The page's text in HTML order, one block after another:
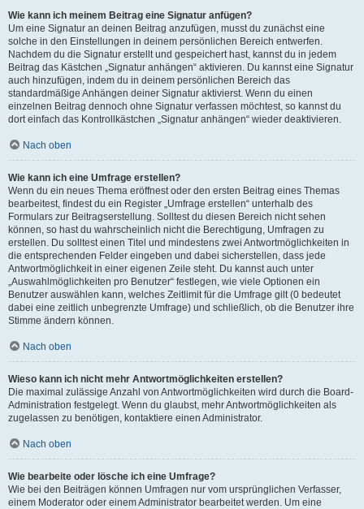
Wie kann ich meinem Beitrag eine Signatur anfügen?
Um eine Signatur an deinen Beitrag anzufügen, musst du zunächst eine
solche in den Einstellungen in deinem persönlichen Bereich entwerfen.
Nachdem du die Signatur erstellt und gespeichert hast, kannst du in jedem
Beitrag das Kästchen „Signatur anhängen“ aktivieren. Du kannst eine Signatur
auch hinzufügen, indem du in deinem persönlichen Bereich das
standardmäßige Anhängen deiner Signatur aktivierst. Wenn du einen
einzelnen Beitrag dennoch ohne Signatur verfassen möchtest, so kannst du
dort einfach das Kontrollkästchen „Signatur anhängen“ wieder deaktivieren.
Nach oben
Wie kann ich eine Umfrage erstellen?
Wenn du ein neues Thema eröffnest oder den ersten Beitrag eines Themas
bearbeitest, findest du ein Register „Umfrage erstellen“ unterhalb des
Formulars zur Beitragserstellung. Solltest du diesen Bereich nicht sehen
können, so hast du wahrscheinlich nicht die Berechtigung, Umfragen zu
erstellen. Du solltest einen Titel und mindestens zwei Antwortmöglichkeiten in
die entsprechenden Felder eingeben und dabei sicherstellen, dass jede
Antwortmöglichkeit in einer eigenen Zeile steht. Du kannst auch unter
„Auswahlmöglichkeiten pro Benutzer“ festlegen, wie viele Optionen ein
Benutzer auswählen kann, welches Zeitlimit für die Umfrage gilt (0 bedeutet
dabei eine zeitlich unbegrenzte Umfrage) und schließlich, ob die Benutzer ihre
Stimme ändern können.
Nach oben
Wieso kann ich nicht mehr Antwortmöglichkeiten erstellen?
Die maximal zulässige Anzahl von Antwortmöglichkeiten wird durch die Board-
Administration festgelegt. Wenn du glaubst, mehr Antwortmöglichkeiten als
zugelassen zu benötigen, kontaktiere einen Administrator.
Nach oben
Wie bearbeite oder lösche ich eine Umfrage?
Wie bei den Beiträgen können Umfragen nur vom ursprünglichen Verfasser,
einem Moderator oder einem Administrator bearbeitet werden. Um eine